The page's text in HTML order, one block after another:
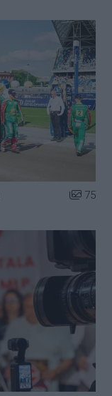
Liczba
75